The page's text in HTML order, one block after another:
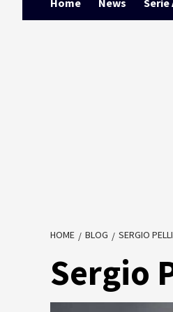
Home News Serie
HOME BLOG SERGIO
Sergio